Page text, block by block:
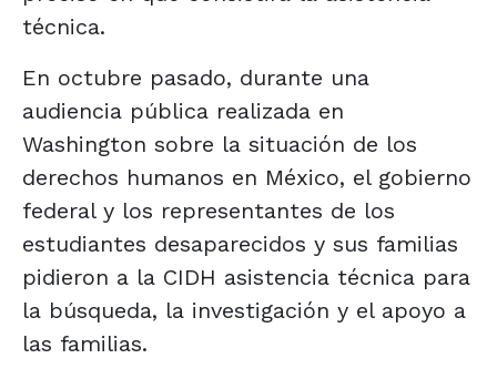
técnica.
En octubre pasado, durante una
audiencia pública realizada en
Washington sobre la situación de los
derechos humanos en México, el gobierno
federal y los representantes de los
estudiantes desaparecidos y sus familias
pidieron a la CIDH asistencia técnica para
la búsqueda, la investigación y el apoyo a
las familias.